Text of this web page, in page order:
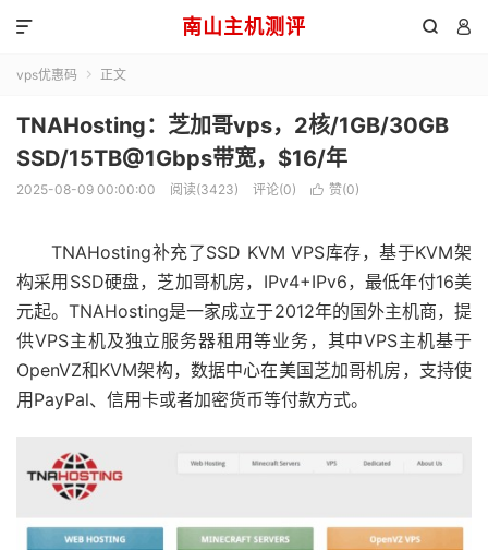
南山主机测评  

vps优惠码  正文
TNAHosting：芝加哥vps，2核/1GB/30GB
SSD/15TB@1Gbps带宽，$16/年
2025-08-09 00:00:00 阅读(3423) 评论(0)  赞(0)
TNAHosting补充了SSD KVM VPS库存，基于KVM架
构采用SSD硬盘，芝加哥机房，IPv4+IPv6，最低年付16美
元起。TNAHosting是一家成立于2012年的国外主机商，提
供VPS主机及独立服务器租用等业务，其中VPS主机基于
OpenVZ和KVM架构，数据中心在美国芝加哥机房，支持使
用PayPal、信用卡或者加密货币等付款方式。